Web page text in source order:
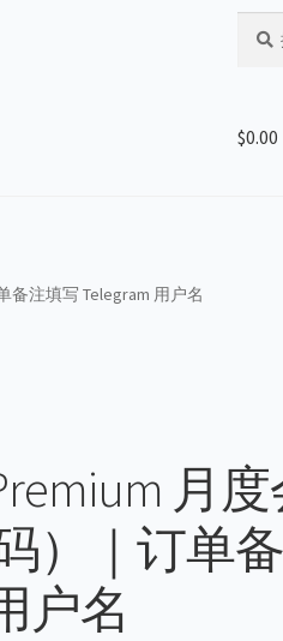
索：
$0.00
备注填写 Telegram 用户名
月
）｜订单
户名